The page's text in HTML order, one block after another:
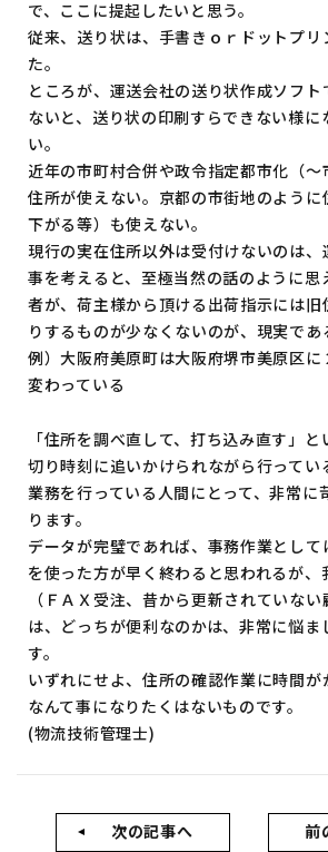
で、ここに提起したいと思う。
従来、送り状は、手書きｏｒドットプリ
た。
ところが、運送会社の送り状作成ソフ
ないと、送り状の印刷すらできない様に
い。
近年の市町村合併や政令指定都市化（～
住所が使えない。京都の市街地のように
下がる等）も使えない。
現行の実在住所以外は受付けないのは
事を考えると、至極当然の話のように思
者が、荷主様から頂ける出荷指示には旧
りするものが少なくないのが、現実であ
例）大阪府美原町は大阪府堺市美原区に
変わっている
「住所を調べ直して、打ち込み直す」
切り時刻に追いかけられながら行ってい
業務を行っている人間にとって、非常に
ります。
データが完璧であれば、事務作業として
を使った方が早く終わると思われるが、
（ＦＡＸ受注、昔から更新されていな
は、どっちが便利なのかは、非常に悩ま
す。
いずれにせよ、住所の確認作業に時間が
なんて事になりたくはないものです。
(物流技術管理士)
次の記事へ 前